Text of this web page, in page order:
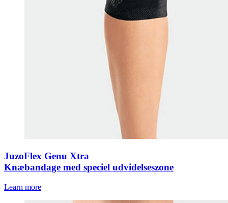
JuzoFlex Genu Xtra
Knæbandage med speciel udvidelseszone
Learn more